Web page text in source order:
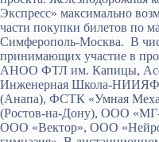
Экспресс» максимально
части покупки билетов по
Симферополь-Москва. В
принимающих участие в
АНОО ФТЛ им. Капицы,
Инженерная Школа-
(Анапа), ФСТК «Умная
(Ростов-на-Дону), ООО «МГ-
ООО «Вектор», ООО